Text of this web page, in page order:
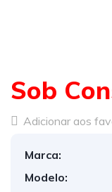
Sob
Adicionar aos
Marca:
Modelo: